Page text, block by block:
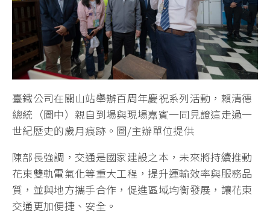
臺鐵公司在關山站舉辦百周年慶祝系列活動，賴清德
總統（圖中）親自到場與現場嘉賓一同見證這走過一
世紀歷史的歲月痕跡。圖/主辦單位提供
陳部長強調，交通是國家建設之本，未來將持續推動
花東雙軌電氣化等重大工程，提升運輸效率與服務品
質，並與地方攜手合作，促進區域均衡發展，讓花東
交通更加便捷、安全。